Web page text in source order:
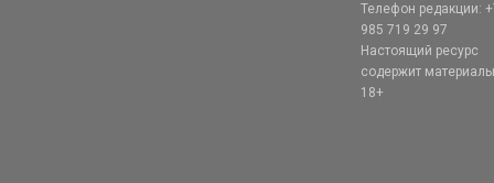
Телефон редакции:
985 719 29 97
Настоящий ресурс
содержит
18+